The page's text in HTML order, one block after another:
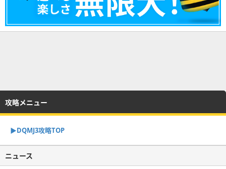
攻略メニュー
▶︎DQMJ3攻略TOP
ニュース